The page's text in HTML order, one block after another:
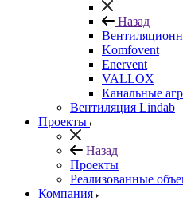
Назад
Komfovent
Enervent
VALLOX
Канальные
Вентиляция Lindab
Проекты
Назад
Проекты
Реализованные
Компания